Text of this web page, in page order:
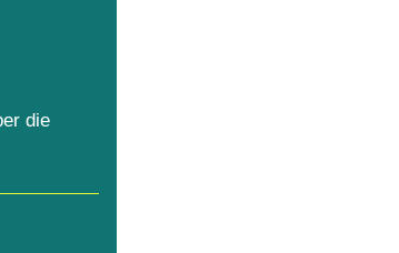
die